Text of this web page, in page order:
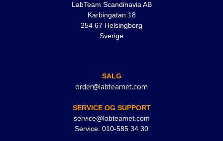
LabTeam Scandinavia AB
Karbingatan 18
254 67 Helsingborg
Sverige
SALG
order@labteamet.com
SERVICE OG SUPPORT
service@labteamet.com
Service: 010-585 34 30